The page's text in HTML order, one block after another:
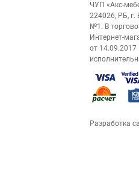
ЧУП «Акс-
224026, РБ, г.
№1. В
Интернет-
от 14.09.2017
Разработка